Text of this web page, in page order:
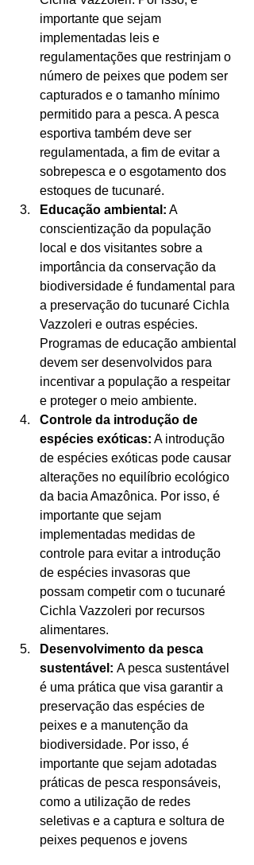
importante que sejam
implementadas leis e
regulamentações que restrinjam o
número de peixes que podem ser
capturados e o tamanho mínimo
permitido para a pesca. A pesca
esportiva também deve ser
regulamentada, a fim de evitar a
sobrepesca e o esgotamento dos
estoques de tucunaré.
Educação ambiental: A
conscientização da população
local e dos visitantes sobre a
importância da conservação da
biodiversidade é fundamental para
a preservação do tucunaré Cichla
Vazzoleri e outras espécies.
Programas de educação ambiental
devem ser desenvolvidos para
incentivar a população a respeitar
e proteger o meio ambiente.
Controle da introdução de
espécies exóticas: A introdução
de espécies exóticas pode causar
alterações no equilíbrio ecológico
da bacia Amazônica. Por isso, é
importante que sejam
implementadas medidas de
controle para evitar a introdução
de espécies invasoras que
possam competir com o tucunaré
Cichla Vazzoleri por recursos
alimentares.
Desenvolvimento da pesca
sustentável: A pesca sustentável
é uma prática que visa garantir a
preservação das espécies de
peixes e a manutenção da
biodiversidade. Por isso, é
importante que sejam adotadas
práticas de pesca responsáveis,
como a utilização de redes
seletivas e a captura e soltura de
peixes pequenos e jovens